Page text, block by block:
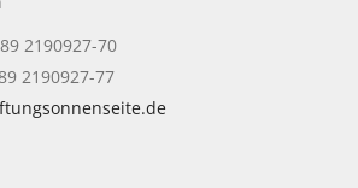
2190927-70
2190927-77